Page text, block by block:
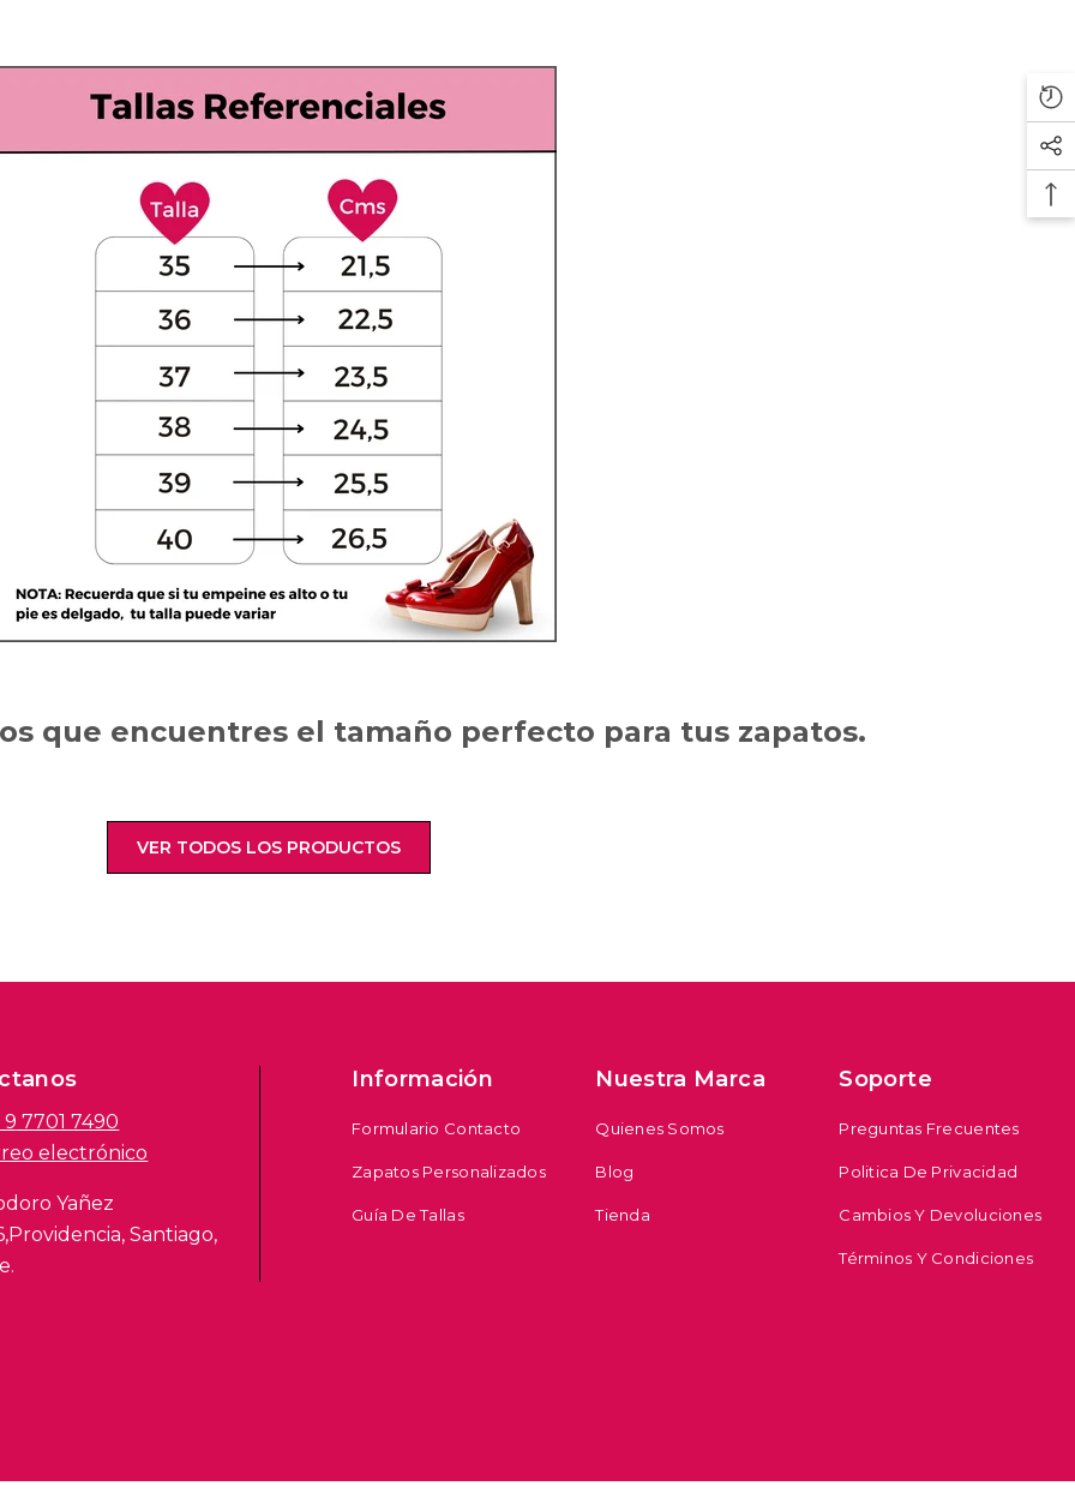
que encuentres el tamaño perfecto para tus zapatos.
VER TODOS LOS PRODUCTOS
9 7701 7490
electrónico
Yañez
Santiago,
Información
Formulario Contacto
Zapatos Personalizados
Guía De Tallas
Nuestra Marca
Quienes Somos
Blog
Tienda
Soporte
Preguntas Frecuentes
Politica De Privacidad
Cambios Y Devoluciones
Términos Y Condiciones